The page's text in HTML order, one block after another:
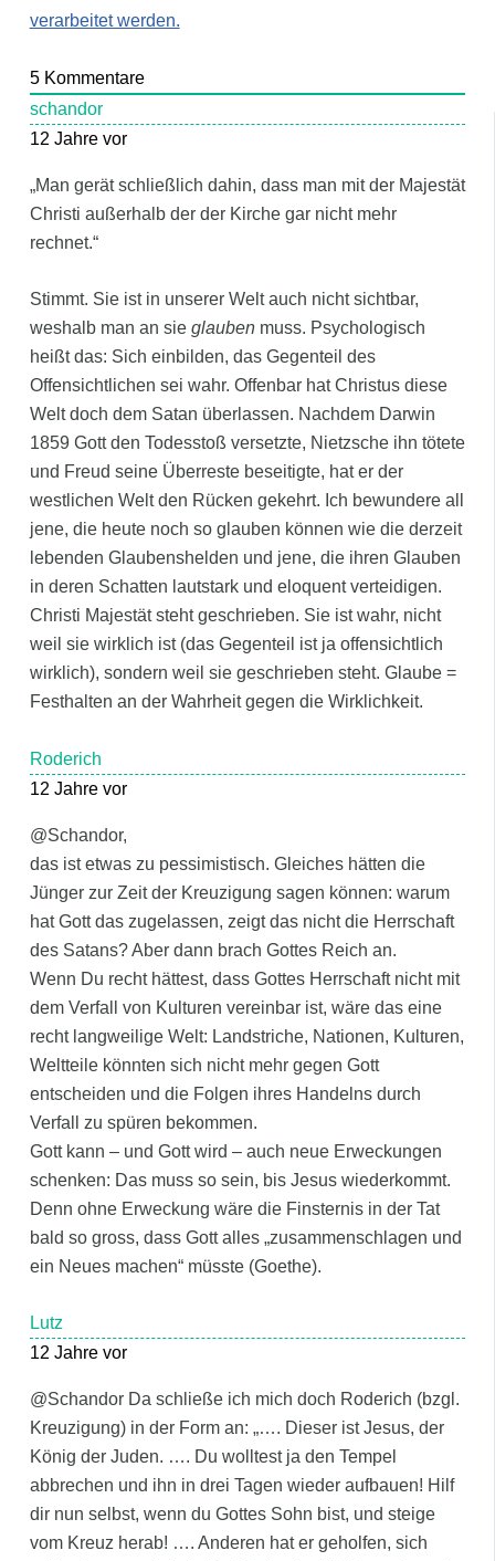
verarbeitet werden.
5Kommentare
schandor
12 Jahre vor
„Man gerät schließlich dahin, dass man mit der Majestät
Christi außerhalb der der Kirche gar nicht mehr
rechnet.“
Stimmt. Sie ist in unserer Welt auch nicht sichtbar,
weshalb man an sie glaubenmuss. Psychologisch
heißt das: Sich einbilden, das Gegenteil des
Offensichtlichen sei wahr. Offenbar hat Christus diese
Welt doch dem Satan überlassen. Nachdem Darwin
1859 Gott den Todesstoß versetzte, Nietzsche ihn tötete
und Freud seine Überreste beseitigte, hat er der
westlichen Welt den Rücken gekehrt. Ich bewundere all
jene, die heute noch so glauben können wie die derzeit
lebenden Glaubenshelden und jene, die ihren Glauben
in deren Schatten lautstark und eloquent verteidigen.
Christi Majestät steht geschrieben. Sie ist wahr, nicht
weil sie wirklich ist (das Gegenteil ist ja offensichtlich
wirklich), sondern weil sie geschrieben steht. Glaube =
Festhalten an der Wahrheit gegen die Wirklichkeit.
Roderich
12 Jahre vor
@Schandor,
das ist etwas zu pessimistisch. Gleiches hätten die
Jünger zur Zeit der Kreuzigung sagen können: warum
hat Gott das zugelassen, zeigt das nicht die Herrschaft
des Satans? Aber dann brach Gottes Reich an.
Wenn Du recht hättest, dass Gottes Herrschaft nicht mit
dem Verfall von Kulturen vereinbar ist, wäre das eine
recht langweilige Welt: Landstriche, Nationen, Kulturen,
Weltteile könnten sich nicht mehr gegen Gott
entscheiden und die Folgen ihres Handelns durch
Verfall zu spüren bekommen.
Gott kann – und Gott wird – auch neue Erweckungen
schenken: Das muss so sein, bis Jesus wiederkommt.
Denn ohne Erweckung wäre die Finsternis in der Tat
bald so gross, dass Gott alles „zusammenschlagen und
ein Neues machen“ müsste (Goethe).
Lutz
12 Jahre vor
@Schandor Da schließe ich mich doch Roderich (bzgl.
Kreuzigung) in der Form an: „…. Dieser ist Jesus, der
König der Juden. …. Du wolltest ja den Tempel
abbrechen und ihn in drei Tagen wieder aufbauen! Hilf
dir nun selbst, wenn du Gottes Sohn bist, und steige
vom Kreuz herab! …. Anderen hat er geholfen, sich